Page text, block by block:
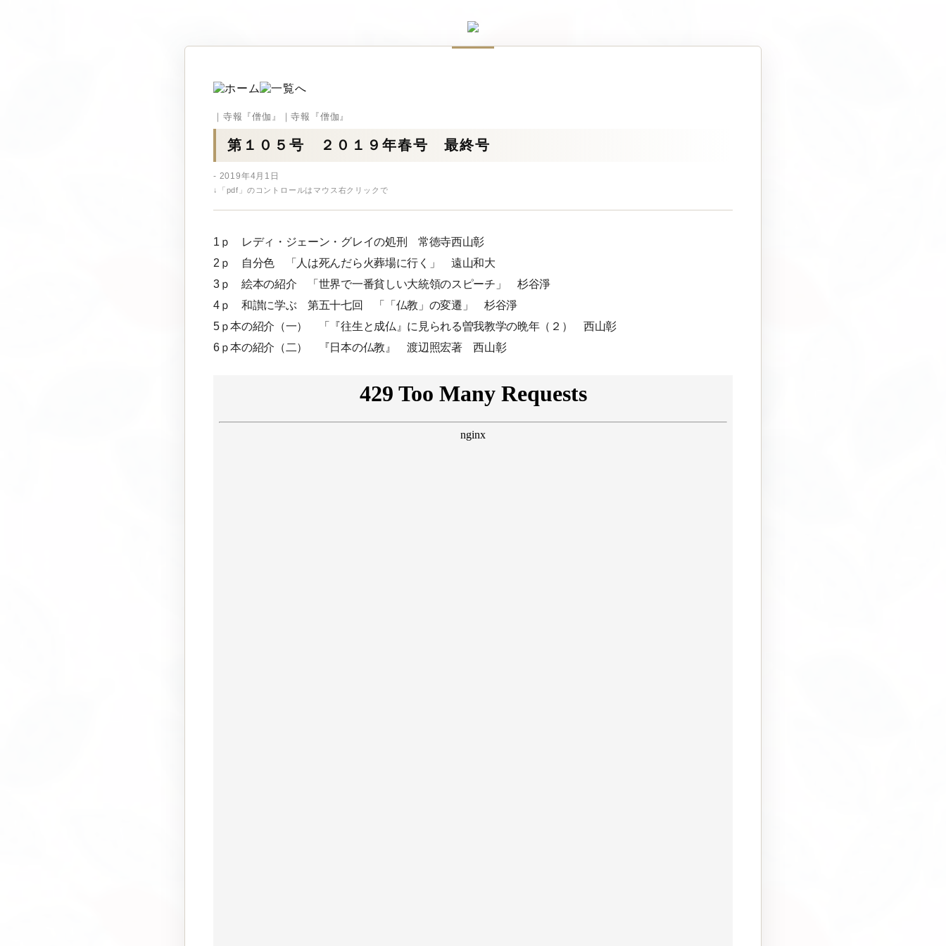
｜寺報『僧伽』｜寺報『僧伽』
第１０５号 ２０１９年春号 最終号
- 2019年4月1日
↓「pdf」のコントロールはマウス右クリックで
1ｐ レディ・ジェーン・グレイの処刑 常徳寺西山彰
2ｐ 自分色 「人は死んだら火葬場に行く」 遠山和大
3ｐ 絵本の紹介 「世界で一番貧しい大統領のスピーチ」 杉谷淨
4ｐ 和讃に学ぶ 第五十七回 「「仏教」の変遷」 杉谷淨
5ｐ本の紹介（一） 「『往生と成仏』に見られる曽我教学の晩年（２） 西山彰
6ｐ本の紹介（二） 『日本の仏教』 渡辺照宏著 西山彰